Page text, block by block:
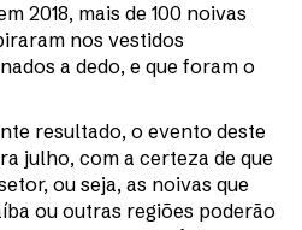
2018, mais de 100 noivas
nos vestidos
a dedo, e que foram o
resultado, o evento deste
julho, com a certeza de que
ou seja, as noivas que
ou outras regiões poderão